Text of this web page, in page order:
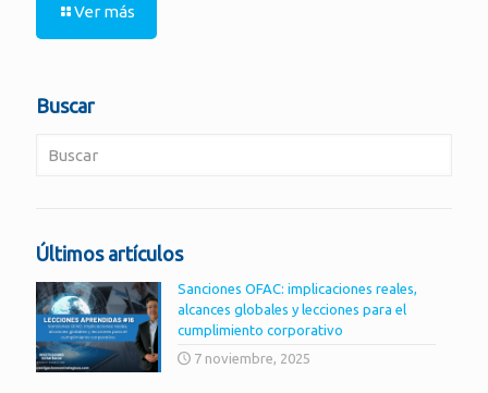
Ver más
Buscar
Últimos artículos
Sanciones OFAC: implicaciones reales,
alcances globales y lecciones para el
cumplimiento corporativo
7 noviembre, 2025